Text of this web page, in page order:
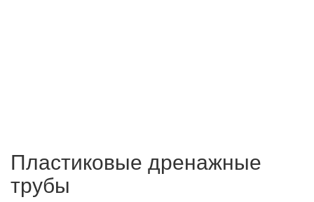
Пластиковые дренажные
трубы